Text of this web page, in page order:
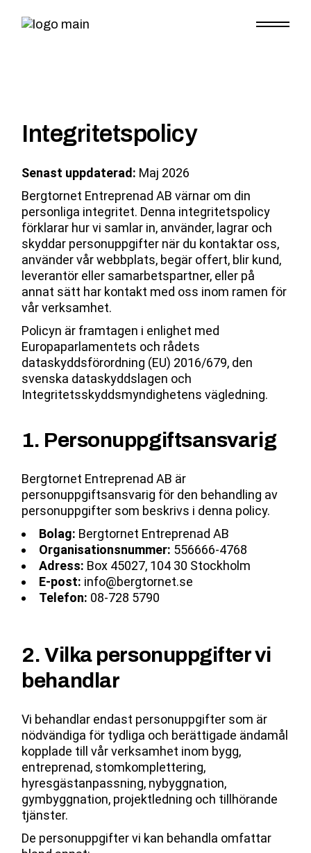
Integritetspolicy
Senast uppdaterad: Maj 2026
Bergtornet Entreprenad AB värnar om din
personliga integritet. Denna integritetspolicy
förklarar hur vi samlar in, använder, lagrar och
skyddar personuppgifter när du kontaktar oss,
använder vår webbplats, begär offert, blir kund,
leverantör eller samarbetspartner, eller på
annat sätt har kontakt med oss inom ramen för
vår verksamhet.
Policyn är framtagen i enlighet med
Europaparlamentets och rådets
dataskyddsförordning (EU) 2016/679, den
svenska dataskyddslagen och
Integritetsskyddsmyndighetens vägledning.
1. Personuppgiftsansvarig
Bergtornet Entreprenad AB är
personuppgiftsansvarig för den behandling av
personuppgifter som beskrivs i denna policy.
Bolag: Bergtornet Entreprenad AB
Organisationsnummer: 556666-4768
Adress: Box 45027, 104 30 Stockholm
E-post: info@bergtornet.se
Telefon: 08-728 5790
2. Vilka personuppgifter vi
behandlar
Vi behandlar endast personuppgifter som är
nödvändiga för tydliga och berättigade ändamål
kopplade till vår verksamhet inom bygg,
entreprenad, stomkomplettering,
hyresgästanpassning, nybyggnation,
gymbyggnation, projektledning och tillhörande
tjänster.
De personuppgifter vi kan behandla omfattar